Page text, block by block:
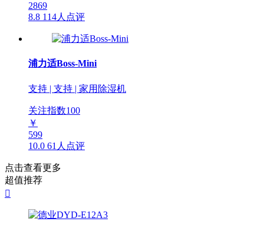
2869
8.8 114人点评
浦力适Boss-Mini
支持 | 支持 | 家用除湿机
关注指数100
￥
599
10.0 61人点评
点击查看更多
超值推荐
